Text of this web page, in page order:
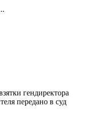
гендиректора
передано в суд